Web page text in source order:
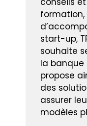
formation,
start-up,
souhaite
la banque
propose
des
assurer
modèles